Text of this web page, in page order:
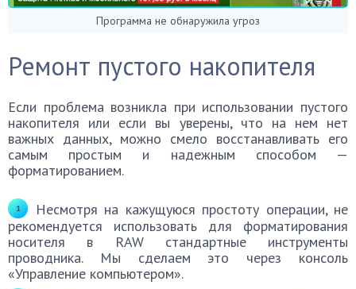
Программа не обнаружила угроз
Ремонт пустого накопителя
Если проблема возникла при использовании пустого
накопителя или если вы уверены, что на нем нет
важных данных, можно смело восстанавливать его
самым простым и надежным способом —
форматированием.
Несмотря на кажущуюся простоту операции, не
рекомендуется использовать для форматирования
носителя в RAW стандартные инструменты
проводника. Мы сделаем это через консоль
«Управление компьютером».